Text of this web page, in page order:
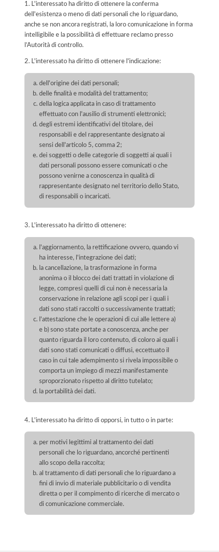
1. L'interessato ha diritto di ottenere la conferma
dell'esistenza o meno di dati personali che lo riguardano,
anche se non ancora registrati, la loro comunicazione in forma
intelligibile e la possibilità di effettuare reclamo presso
l’Autorità di controllo.
2. L'interessato ha diritto di ottenere l'indicazione:
dell'origine dei dati personali;
delle finalità e modalità del trattamento;
della logica applicata in caso di trattamento
effettuato con l'ausilio di strumenti elettronici;
degli estremi identificativi del titolare, dei
responsabili e del rappresentante designato ai
sensi dell'articolo 5, comma 2;
dei soggetti o delle categorie di soggetti ai quali i
dati personali possono essere comunicati o che
possono venirne a conoscenza in qualità di
rappresentante designato nel territorio dello Stato,
di responsabili o incaricati.
3. L'interessato ha diritto di ottenere:
l'aggiornamento, la rettificazione ovvero, quando vi
ha interesse, l'integrazione dei dati;
la cancellazione, la trasformazione in forma
anonima o il blocco dei dati trattati in violazione di
legge, compresi quelli di cui non è necessaria la
conservazione in relazione agli scopi per i quali i
dati sono stati raccolti o successivamente trattati;
l'attestazione che le operazioni di cui alle lettere a)
e b) sono state portate a conoscenza, anche per
quanto riguarda il loro contenuto, di coloro ai quali i
dati sono stati comunicati o diffusi, eccettuato il
caso in cui tale adempimento si rivela impossibile o
comporta un impiego di mezzi manifestamente
sproporzionato rispetto al diritto tutelato;
la portabilità dei dati.
4. L'interessato ha diritto di opporsi, in tutto o in parte:
per motivi legittimi al trattamento dei dati
personali che lo riguardano, ancorché pertinenti
allo scopo della raccolta;
al trattamento di dati personali che lo riguardano a
fini di invio di materiale pubblicitario o di vendita
diretta o per il compimento di ricerche di mercato o
di comunicazione commerciale.